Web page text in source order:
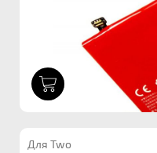
Для Two